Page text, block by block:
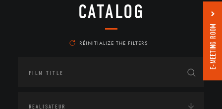
CATALOG
RÉINITIALIZE THE FILTERS E-MEETING ROOM